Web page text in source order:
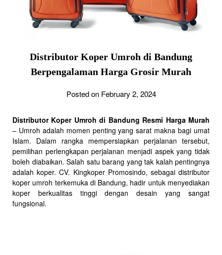
Distributor Koper Umroh di Bandung
Berpengalaman Harga Grosir Murah
Posted on February 2, 2024
Distributor Koper Umroh di Bandung Resmi Harga Murah
– Umroh adalah momen penting yang sarat makna bagi umat
Islam. Dalam rangka mempersiapkan perjalanan tersebut,
pemilihan perlengkapan perjalanan menjadi aspek yang tidak
boleh diabaikan. Salah satu barang yang tak kalah pentingnya
adalah koper. CV. Kingkoper Promosindo, sebagai distributor
koper umroh terkemuka di Bandung, hadir untuk menyediakan
koper berkualitas tinggi dengan desain yang sangat
fungsional.